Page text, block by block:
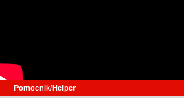
Pomocnik/Helper